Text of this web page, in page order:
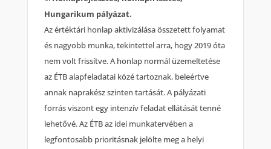
Hungarikum pályázat.
Az értéktári honlap aktivizálása összetett folyamat
és nagyobb munka, tekintettel arra, hogy 2019 óta
nem volt frissítve. A honlap normál üzemeltetése
az ÉTB alapfeladatai közé tartoznak, beleértve
annak naprakész szinten tartását. A pályázati
forrás viszont egy intenzív feladat ellátását tenné
lehetővé. Az ÉTB az idei munkatervében a
legfontosabb prioritásnak jelölte meg a helyi